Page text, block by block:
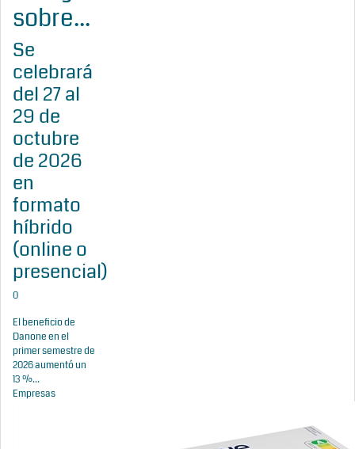
sobre...
Se
celebrará
del 27 al
29 de
octubre
de 2026
en
formato
híbrido
(online o
presencial)
0
El beneficio de
Danone en el
primer semestre de
2026 aumentó un
13 %...
Empresas